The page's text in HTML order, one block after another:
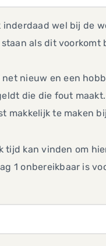
wel bij de
als dit
nieuw en een
die die fout maakt.
makkelijk te maken
tijd kan vinden om
1 onbereikbaar is